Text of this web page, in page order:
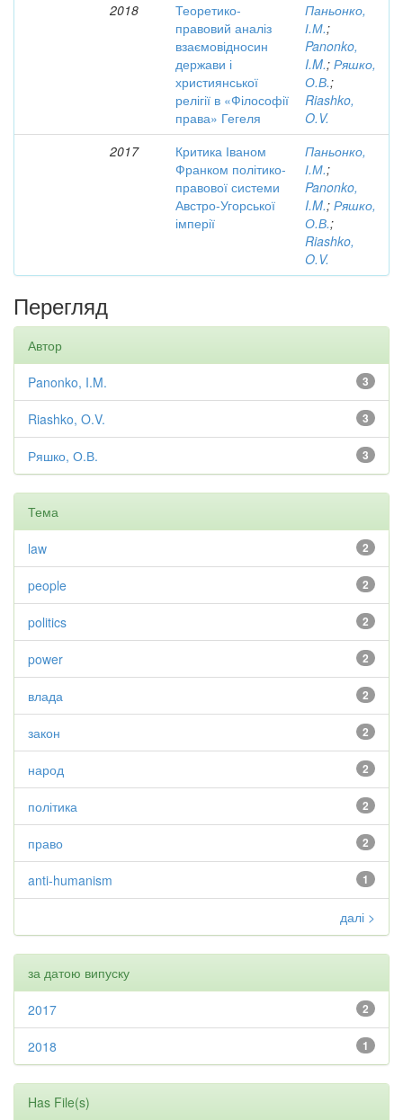
2018
Теоретико-
правовий аналіз
взаємовідносин
держави і
християнської
релігії в «Філософії
права» Гегеля
Паньонко,
І.М.;
Panonko,
I.M.; Ряшко,
О.В.;
Riashko,
O.V.
2017
Критика Іваном
Франком політико-
правової системи
Австро-Угорської
імперії
Паньонко,
І.М.;
Panonko,
I.M.; Ряшко,
О.В.;
Riashko,
O.V.
Перегляд
Автор
3
Panonko, I.M.
3
Riashko, O.V.
3
Ряшко, О.В.
Тема
2
law
2
people
2
politics
2
power
2
влада
2
закон
2
народ
2
політика
2
право
1
anti-humanism
далі >
за датою випуску
2
2017
1
2018
Has File(s)